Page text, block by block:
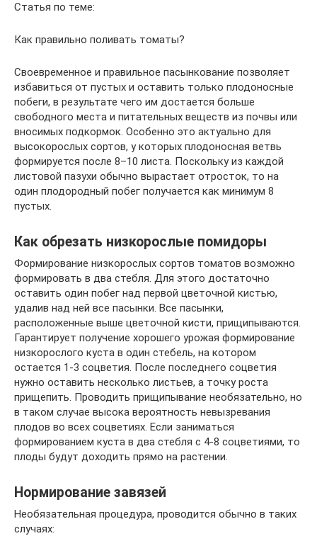
Статья по теме:
Как правильно поливать томаты?
Своевременное и правильное пасынкование позволяет
избавиться от пустых и оставить только плодоносные
побеги, в результате чего им достается больше
свободного места и питательных веществ из почвы или
вносимых подкормок. Особенно это актуально для
высокорослых сортов, у которых плодоносная ветвь
формируется после 8–10 листа. Поскольку из каждой
листовой пазухи обычно вырастает отросток, то на
один плодородный побег получается как минимум 8
пустых.
Как обрезать низкорослые помидоры
Формирование низкорослых сортов томатов возможно
формировать в два стебля. Для этого достаточно
оставить один побег над первой цветочной кистью,
удалив над ней все пасынки. Все пасынки,
расположенные выше цветочной кисти, прищипываются.
Гарантирует получение хорошего урожая формирование
низкорослого куста в один стебель, на котором
остается 1-­3 соцветия. После последнего соцветия
нужно оставить несколько листьев, а точку роста
прищепить. Проводить прищипывание необязательно, но
в таком случае высока вероятность невызревания
плодов во всех соцветиях. Если заниматься
формированием куста в два стебля с 4­-8 соцветиями, то
плоды будут доходить прямо на растении.
Нормирование завязей
Необязательная процедура, проводится обычно в таких
случаях: